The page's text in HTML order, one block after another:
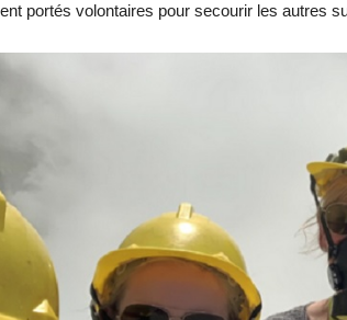
portés volontaires pour secourir les autres